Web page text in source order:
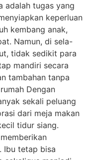
adalah tugas yang
keperluan
kembang anak,
Namun, di sela-
tidak sedikit para
mandiri secara
tambahan tanpa
Dengan
sekali peluang
dari meja makan
tidur siang.
Ibu tetap bisa